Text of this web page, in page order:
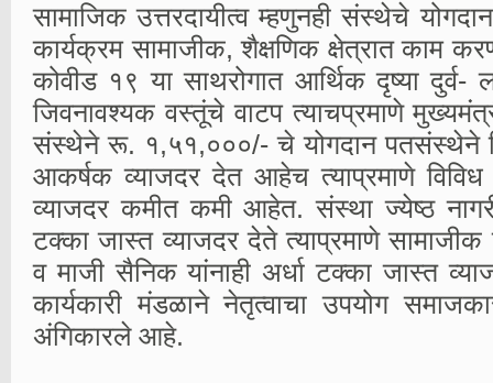
सामाजिक उत्तरदायीत्व म्हणुनही संस्थेचे
कार्यक्रम सामाजीक, शैक्षणिक क्षेत्रात काम
कोवीड १९ या साथरोगात आर्थिक दृष्या दुर्व-
जिवनावश्यक वस्तूंचे वाटप त्याचप्रमाणे
संस्थेने रू. १,५१,०००/- चे योगदान पतसंस्थेने
आकर्षक व्याजदर देत आहेच त्याप्रमाणे विविध
व्याजदर कमीत कमी आहेत. संस्था ज्येष्ठ
टक्का जास्त व्याजदर देते त्याप्रमाणे सामाजीक
व माजी सैनिक यांनाही अर्धा टक्का जास्त
कार्यकारी मंडळाने नेतृत्वाचा उपयोग
अंगिकारले आहे.